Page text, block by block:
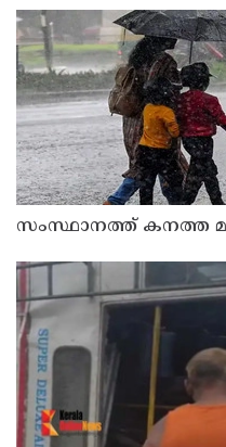
സംസ്ഥാനത്ത് കനത്ത